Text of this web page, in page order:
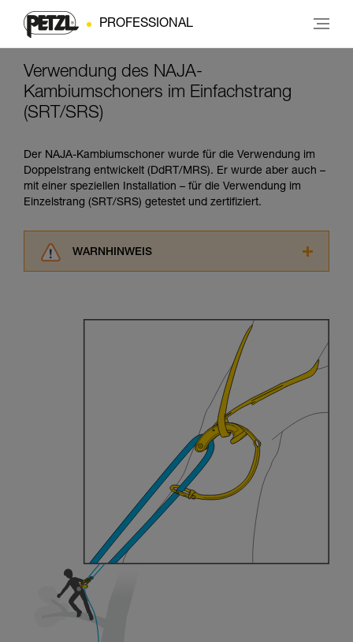
PROFESSIONAL
Verwendung des NAJA-
Kambiumschoners im Einfachstrang
(SRT/SRS)
Der NAJA-Kambiumschoner wurde für die Verwendung im
Doppelstrang entwickelt (DdRT/MRS). Er wurde aber auch –
mit einer speziellen Installation – für die Verwendung im
Einzelstrang (SRT/SRS) getestet und zertifiziert.
WARNHINWEIS
ziehen. Um diese Zusatzinformationen
verstehen zu können, müssen Sie zuerst die in
der Gebrauchsanweisung enthaltenen
Informationen richtig verstanden haben.
Die Beherrschung dieser Techniken setzt eine
entsprechende Ausbildung und ein spezielles
Training voraus. Prüfen Sie zusammen mit
einem Profi, ob Sie in der Lage sind, den
Vorgang alleine sicher zu wiederholen, bevor
Sie ihn eigenständig durchführen.
Wir geben Beispiele für die mit Ihrer Aktivität
verbundenen Techniken. Möglicherweise gibt es
noch andere Techniken, die hier nicht
beschrieben werden.